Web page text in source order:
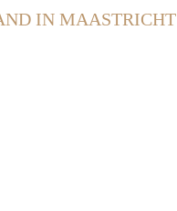
IN MAASTRICHT